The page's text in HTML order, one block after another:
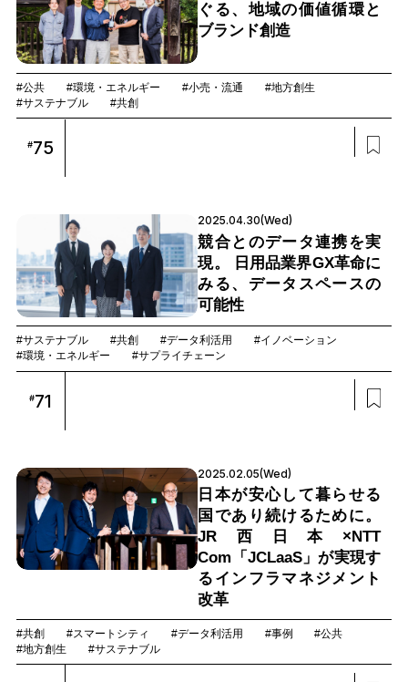
ぐる、地域の価値循環と
ブランド創造
#公共 #環境・エネルギー #小売・流通
#地方創生
#サステナブル
#共創
#75
2025.04.30(Wed)
競合とのデータ連携を実
現。 日用品業界GX革命に
みる、データスペースの
可能性
#サステナブル #共創 #データ利活用
#イノベーション
#環境・エネルギー
#サプライチェーン
#71
2025.02.05(Wed)
日本が安心して暮らせる
国であり続けるために。
JR西日本×NTT
Com「JCLaaS」が実現す
るインフラマネジメント
改革
#共創 #スマートシティ #データ利活用 #事例
#公共
#地方創生
#サステナブル